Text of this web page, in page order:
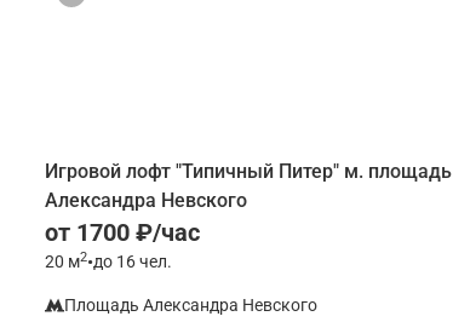
Игровой лофт "Типичный Питер" м. площадь
Александра Невского
от 1700 ₽/час
20 м2•до 16 чел.
Площадь Александра Невского